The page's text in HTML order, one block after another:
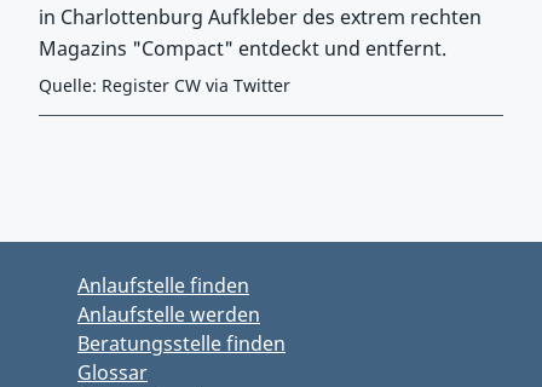
in Charlottenburg Aufkleber des extrem rechten
Magazins "Compact" entdeckt und entfernt.
Quelle: Register CW via Twitter
Anlaufstelle finden
Anlaufstelle werden
Beratungsstelle finden
Glossar